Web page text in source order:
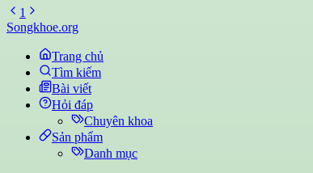
1
Songkhoe.org
Trang chủ
Tìm kiếm
Bài viết
Hỏi đáp
Chuyên khoa
Sản phẩm
Danh mục